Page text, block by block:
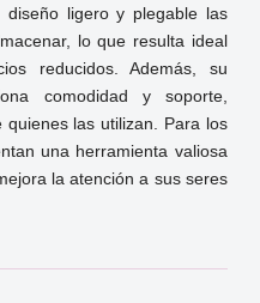
diseño ligero y plegable las
lo que resulta ideal
reducidos. Además, su
comodidad y soporte,
las utilizan. Para los
una herramienta valiosa
la atención a sus seres